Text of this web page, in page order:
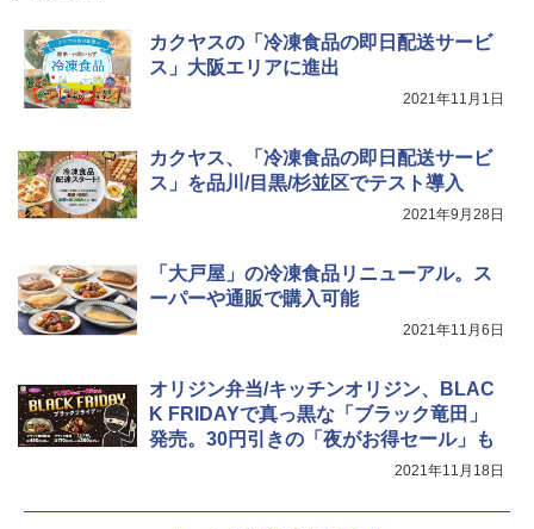
￥34,546
クション トースト機能
カクヤスの「冷凍食品の即日配送サービ
ス」大阪エリアに進出
2021年11月1日
カクヤス、「冷凍食品の即日配送サービ
ス」を品川/目黒/杉並区でテスト導入
2021年9月28日
「大戸屋」の冷凍食品リニューアル。ス
ーパーや通販で購入可能
2021年11月6日
オリジン弁当/キッチンオリジン、BLAC
K FRIDAYで真っ黒な「ブラック竜田」
発売。30円引きの「夜がお得セール」も
2021年11月18日